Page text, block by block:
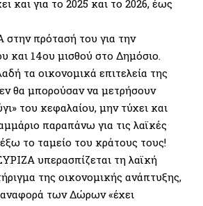
και για το 2025 και το 2026, έως
στην πρότασή του για την
και 14ου μισθού στο Δημόσιο.
τα οικονομικά επιτελεία της
θα μπορούσαν να μετρήσουν
του κεφαλαίου, μην τύχει και
παραπάνω για τις λαϊκές
το ταμείο του κράτους τους!
υπερασπίζεται τη λαϊκή
της οικονομικής ανάπτυξης,
των Δώρων «έχει